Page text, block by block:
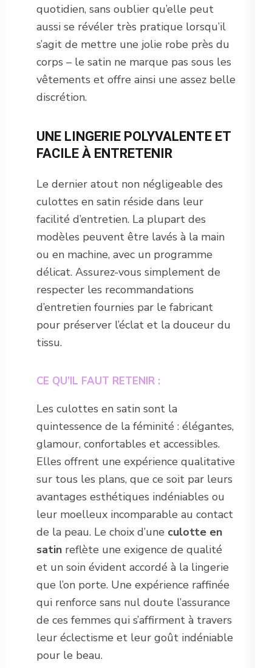
quotidien, sans oublier qu’elle peut
aussi se révéler très pratique lorsqu’il
s’agit de mettre une jolie robe près du
corps – le satin ne marque pas sous les
vêtements et offre ainsi une assez belle
discrétion.
UNE LINGERIE POLYVALENTE ET
FACILE À ENTRETENIR
Le dernier atout non négligeable des
culottes en satin réside dans leur
facilité d’entretien. La plupart des
modèles peuvent être lavés à la main
ou en machine, avec un programme
délicat. Assurez-vous simplement de
respecter les recommandations
d’entretien fournies par le fabricant
pour préserver l’éclat et la douceur du
tissu.
CE QU’IL FAUT RETENIR :
Les culottes en satin sont la
quintessence de la féminité : élégantes,
glamour, confortables et accessibles.
Elles offrent une expérience qualitative
sur tous les plans, que ce soit par leurs
avantages esthétiques indéniables ou
leur moelleux incomparable au contact
de la peau. Le choix d’une culotte en
satin reflète une exigence de qualité
et un soin évident accordé à la lingerie
que l’on porte. Une expérience raffinée
qui renforce sans nul doute l’assurance
de ces femmes qui s’affirment à travers
leur éclectisme et leur goût indéniable
pour le beau.